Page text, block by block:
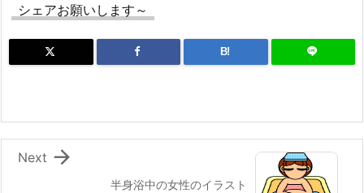
シェアお願いします～
B!
半身浴中の女性のイラスト

Next